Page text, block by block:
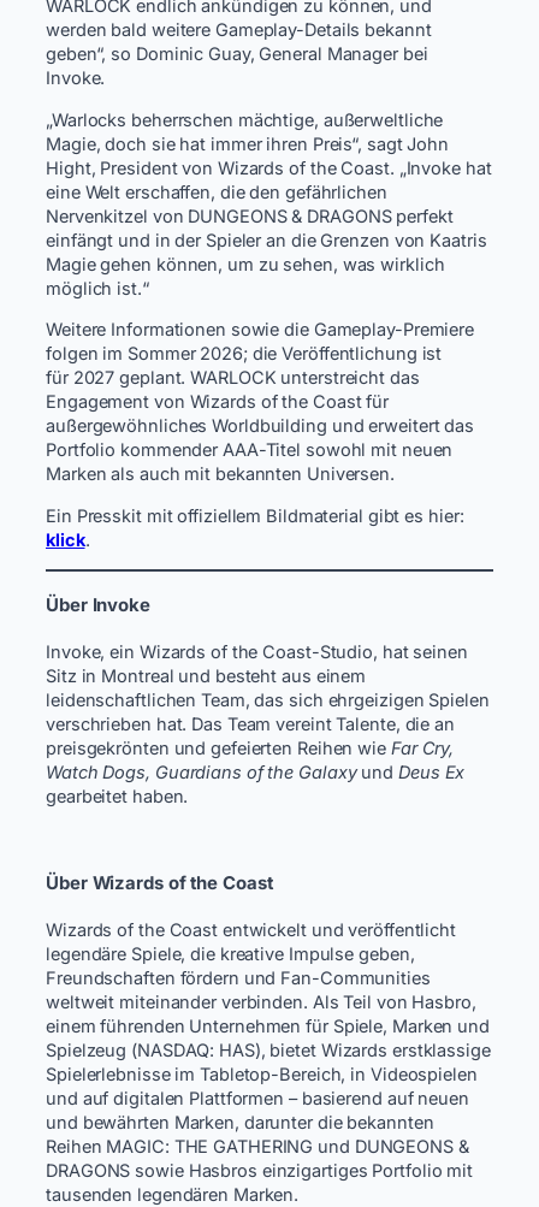
WARLOCK endlich ankündigen zu können, und
werden bald weitere Gameplay-Details bekannt
geben“, so Dominic Guay, General Manager bei
Invoke.
„Warlocks beherrschen mächtige, außerweltliche
Magie, doch sie hat immer ihren Preis“, sagt John
Hight, President von Wizards of the Coast. „Invoke hat
eine Welt erschaffen, die den gefährlichen
Nervenkitzel von DUNGEONS & DRAGONS perfekt
einfängt und in der Spieler an die Grenzen von Kaatris
Magie gehen können, um zu sehen, was wirklich
möglich ist.“
Weitere Informationen sowie die Gameplay-Premiere
folgen im Sommer 2026; die Veröffentlichung ist
für 2027 geplant. WARLOCK unterstreicht das
Engagement von Wizards of the Coast für
außergewöhnliches Worldbuilding und erweitert das
Portfolio kommender AAA-Titel sowohl mit neuen
Marken als auch mit bekannten Universen.
Ein Presskit mit offiziellem Bildmaterial gibt es hier:
klick.
Über Invoke
Invoke, ein Wizards of the Coast-Studio, hat seinen
Sitz in Montreal und besteht aus einem
leidenschaftlichen Team, das sich ehrgeizigen Spielen
verschrieben hat. Das Team vereint Talente, die an
preisgekrönten und gefeierten Reihen wie Far Cry,
Watch Dogs, Guardians of the Galaxyund Deus Ex
gearbeitet haben.
Über Wizards of the Coast
Wizards of the Coast entwickelt und veröffentlicht
legendäre Spiele, die kreative Impulse geben,
Freundschaften fördern und Fan-Communities
weltweit miteinander verbinden. Als Teil von Hasbro,
einem führenden Unternehmen für Spiele, Marken und
Spielzeug (NASDAQ: HAS), bietet Wizards erstklassige
Spielerlebnisse im Tabletop-Bereich, in Videospielen
und auf digitalen Plattformen – basierend auf neuen
und bewährten Marken, darunter die bekannten
Reihen MAGIC: THE GATHERING und DUNGEONS &
DRAGONS sowie Hasbros einzigartiges Portfolio mit
tausenden legendären Marken.